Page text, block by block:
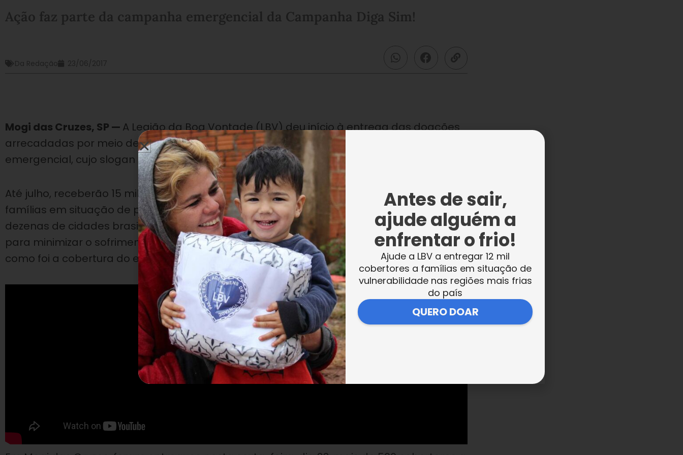
Ação faz parte da campanha emergencial da Campanha Diga Sim!
Da Redação 23/06/2017
Mogi das Cruzes, SP — A Legião da Boa Vontade (LBV) deu início à entrega das doações
arrecadadas por meio de sua tradicional campanha Diga Sim!, iniciativa de caráter
emergencial, cujo slogan deste ano é “O que é urgente para você?”.
Até julho, receberão 15 mil cobertores e mais de 11 mil cestas de alimentos não perecíveis
famílias em situação de pobreza que enfrentam as baixas temperaturas e a seca em
dezenas de cidades brasileiras. Com essa mobilização social, a Entidade visa contribuir
para minimizar o sofrimento de crianças, adolescentes, jovens, adultos e idosos. Olha só
como foi a cobertura do evento:
Antes de sair,
ajude alguém a
enfrentar o frio!
Ajude a LBV a entregar 12 mil
cobertores a famílias em situação de
vulnerabilidade nas regiões mais frias
do país
QUERO DOAR